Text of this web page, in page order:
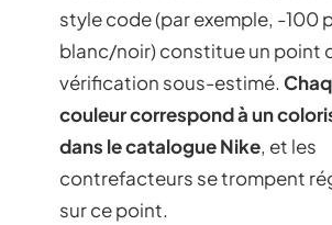
style code (par exemple, -100
blanc/noir) constitue un point
vérification sous-estimé.
couleur correspond à un
dans le catalogue Nike, et les
contrefacteurs se trompent
sur ce point.